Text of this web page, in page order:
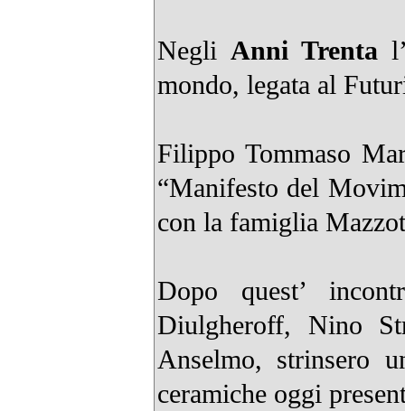
Negli Anni Trenta
mondo, legata al
Filippo Tommaso
“Manifesto del
con la famiglia
Dopo quest’
Diulgheroff, Nino
Anselmo, strinsero
ceramiche oggi